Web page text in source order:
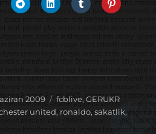
2009 Kategoriler
fcblive, GERUKR
united, ronaldo, sakatlik,